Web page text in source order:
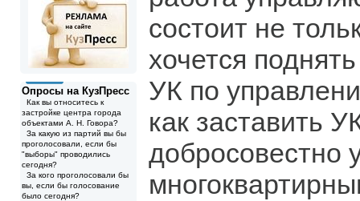
Опросы на КузПресс
Как вы относитесь к
застройке центра города
объектами А. Н. Говора?
За какую из партий вы бы
проголосовали, если бы
"выборы" проводились
сегодня?
За кого проголосовали бы
вы, если бы голосование
было сегодня?
состоит не
хочется
УК по
как заставить
добросовестно